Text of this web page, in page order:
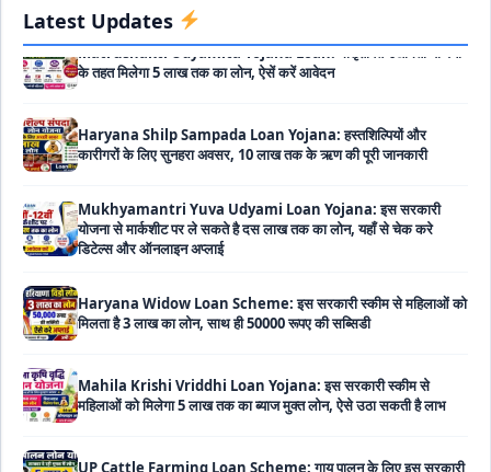
Latest Updates
के तहत मिलेगा 5 लाख तक का लोन, ऐसें करें आवेदन
Haryana Shilp Sampada Loan Yojana: हस्तशिल्पियों और
Mukhyamantri Yuva Udyami Loan Yojana: इस सरकारी
डिटेल्स और ऑनलाइन अप्लाई
Haryana Widow Loan Scheme: इस सरकारी स्कीम से महिलाओं को
Mahila Krishi Vriddhi Loan Yojana: इस सरकारी स्कीम से
UP Cattle Farming Loan Scheme: गाय पालन के लिए इस सरकारी